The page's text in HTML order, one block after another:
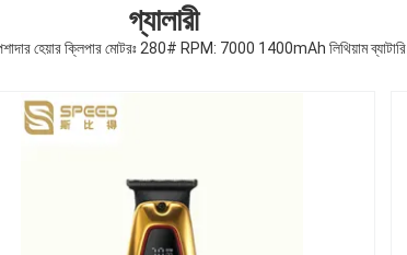
গ্যালারী
হেয়ার ক্লিপার মোটরঃ 280# RPM: 7000 1400mAh লিথিয়াম ব্যাটারি